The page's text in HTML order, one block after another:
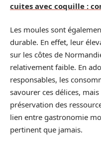
cuites avec coquille :
Les moules sont
durable. En effet, leur
sur les côtes de
relativement faible. En
responsables, les
savourer ces délices,
préservation des
lien entre gastronomie
pertinent que jamais.